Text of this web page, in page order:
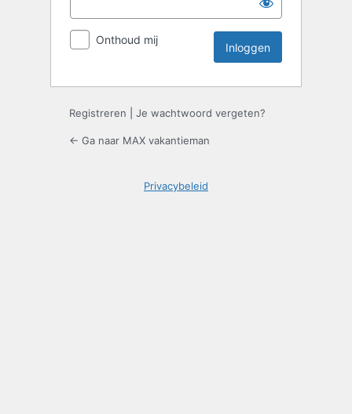
Onthoud mij
Registreren Je wachtwoord vergeten?
← Ga naar MAX vakantieman
Privacybeleid